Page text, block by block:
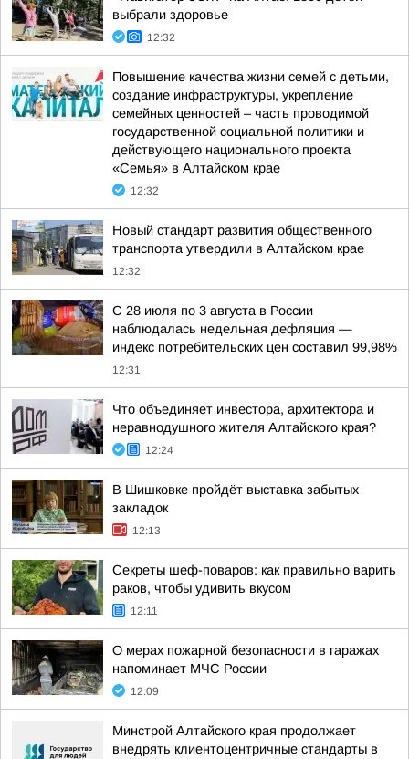
выбрали здоровье
12:32
Повышение качества жизни семей с детьми,
создание инфраструктуры, укрепление
семейных ценностей – часть проводимой
государственной социальной политики и
действующего национального проекта
«Семья» в Алтайском крае
12:32
Новый стандарт развития общественного
транспорта утвердили в Алтайском крае
12:32
С 28 июля по 3 августа в России
наблюдалась недельная дефляция —
индекс потребительских цен составил 99,98%
12:31
Что объединяет инвестора, архитектора и
неравнодушного жителя Алтайского края?
12:24
В Шишковке пройдёт выставка забытых
закладок
12:13
Секреты шеф-поваров: как правильно варить
раков, чтобы удивить вкусом
12:11
О мерах пожарной безопасности в гаражах
напоминает МЧС России
12:09
Минстрой Алтайского края продолжает
внедрять клиентоцентричные стандарты в